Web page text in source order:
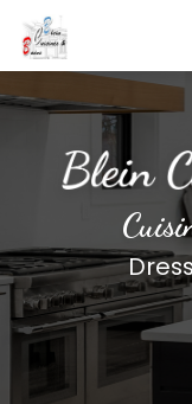
contenu
principal